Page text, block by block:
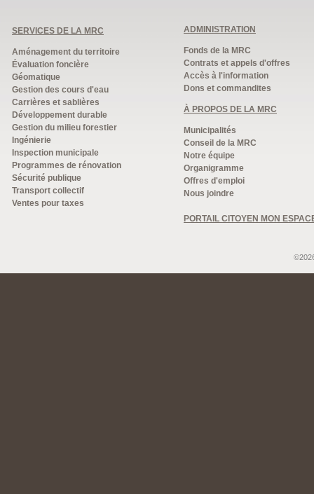
SERVICES DE LA MRC
Aménagement du territoire
Évaluation foncière
Géomatique
Gestion des cours d'eau
Carrières et sablières
Développement durable
Gestion du milieu forestier
Ingénierie
Inspection municipale
Programmes de rénovation
Sécurité publique
Transport collectif
Ventes pour taxes
ADMINISTRATION
Fonds de la MRC
Contrats et appels d'offres
Accès à l'information
Dons et commandites
À PROPOS DE LA MRC
Municipalités
Conseil de la MRC
Notre équipe
Organigramme
Offres d'emploi
Nous joindre
PORTAIL CITOYEN MON